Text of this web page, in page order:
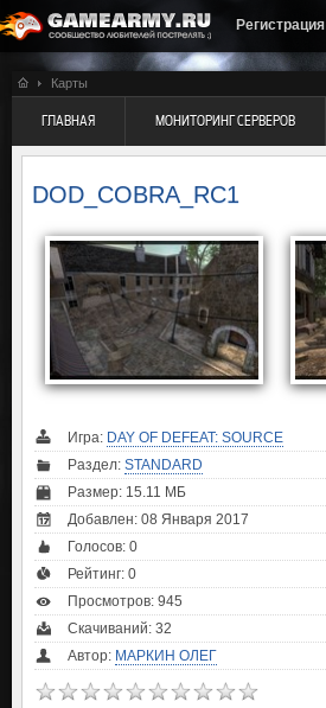
Регистрация
Карты
ГЛАВНАЯ МОНИТОРИНГ СЕРВЕРОВ
DOD_COBRA_RC1
Игра: DAY OF DEFEAT: SOURCE
Раздел: STANDARD
Размер: 15.11 МБ
Добавлен: 08 Января 2017
Голосов: 0
Рейтинг: 0
Просмотров: 945
Скачиваний: 32
Автор: МАРКИН ОЛЕГ